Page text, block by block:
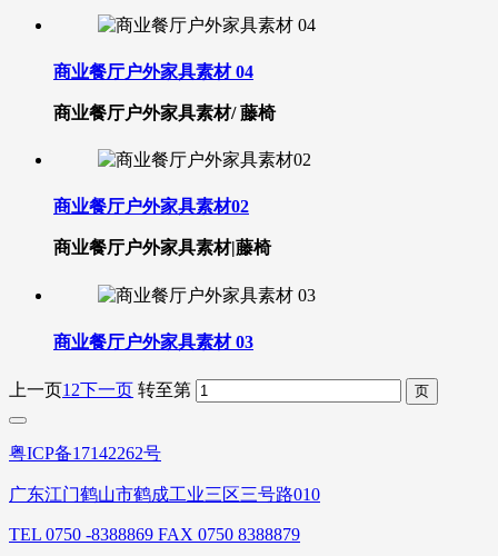
商业餐厅户外家具素材 04
商业餐厅户外家具素材/ 藤椅
商业餐厅户外家具素材02
​商业餐厅户外家具素材|藤椅
商业餐厅户外家具素材 03
上一页1 2下一页 转至第
粤ICP备17142262号
广东江门鹤山市鹤成工业三区三号路010
TEL 0750 -8388869 FAX 0750 8388879